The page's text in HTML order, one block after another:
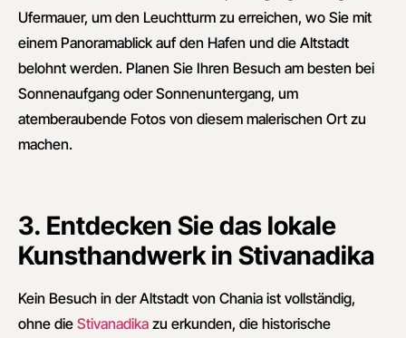
Ufermauer, um den Leuchtturm zu erreichen, wo Sie mit
einem Panoramablick auf den Hafen und die Altstadt
belohnt werden. Planen Sie Ihren Besuch am besten bei
Sonnenaufgang oder Sonnenuntergang, um
atemberaubende Fotos von diesem malerischen Ort zu
machen.
3. Entdecken Sie das lokale
Kunsthandwerk in Stivanadika
Kein Besuch in der Altstadt von Chania ist vollständig,
ohne die Stivanadika zu erkunden, die historische